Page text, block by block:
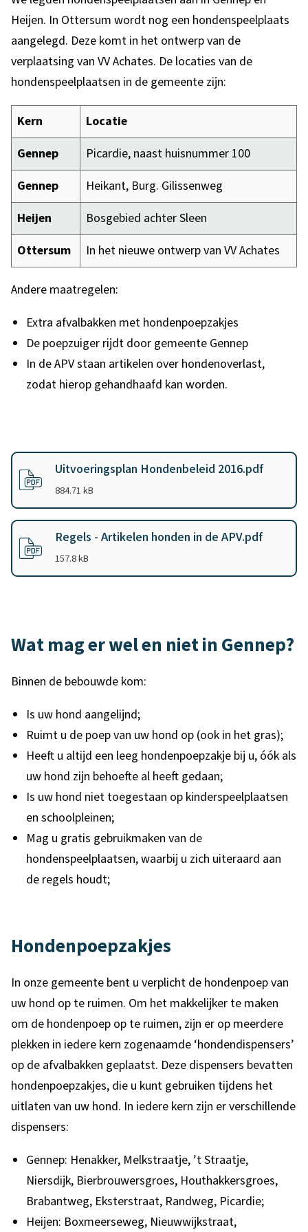
Heijen. In Ottersum wordt nog een hondenspeelplaats
aangelegd. Deze komt in het ontwerp van de
verplaatsing van VV Achates. De locaties van de
hondenspeelplaatsen in de gemeente zijn:
Kern
Locatie
Gennep
Picardie, naast huisnummer 100
Gennep
Heikant, Burg. Gilissenweg
Heijen
Bosgebied achter Sleen
Ottersum
In het nieuwe ontwerp van VV Achates
Andere maatregelen:
Extra afvalbakken met hondenpoepzakjes
De poepzuiger rijdt door gemeente Gennep
In de APV staan artikelen over hondenoverlast,
zodat hierop gehandhaafd kan worden.
B
e
s
t
a
n
n
Uitvoeringsplan Hondenbeleid 2016.pdf
(
PDF
-
884.71 kB
Regels - Artikelen honden in de APV.pdf
(
PDF
-
157.8 kB
Wat mag er wel en niet in Gennep?
Binnen de bebouwde kom:
Is uw hond aangelijnd;
Ruimt u de poep van uw hond op (ook in het gras);
Heeft u altijd een leeg hondenpoepzakje bij u, óók als
uw hond zijn behoefte al heeft gedaan;
Is uw hond niet toegestaan op kinderspeelplaatsen
en schoolpleinen;
Mag u gratis gebruikmaken van de
hondenspeelplaatsen, waarbij u zich uiteraard aan
de regels houdt;
Hondenpoepzakjes
In onze gemeente bent u verplicht de hondenpoep van
uw hond op te ruimen. Om het makkelijker te maken
om de hondenpoep op te ruimen, zijn er op meerdere
plekken in iedere kern zogenaamde ‘hondendispensers’
op de afvalbakken geplaatst. Deze dispensers bevatten
hondenpoepzakjes, die u kunt gebruiken tijdens het
uitlaten van uw hond. In iedere kern zijn er verschillende
dispensers:
Gennep: Henakker, Melkstraatje, ’t Straatje,
Niersdijk, Bierbrouwersgroes, Houthakkersgroes,
Brabantweg, Eksterstraat, Randweg, Picardie;
Heijen: Boxmeerseweg, Nieuwwijkstraat,